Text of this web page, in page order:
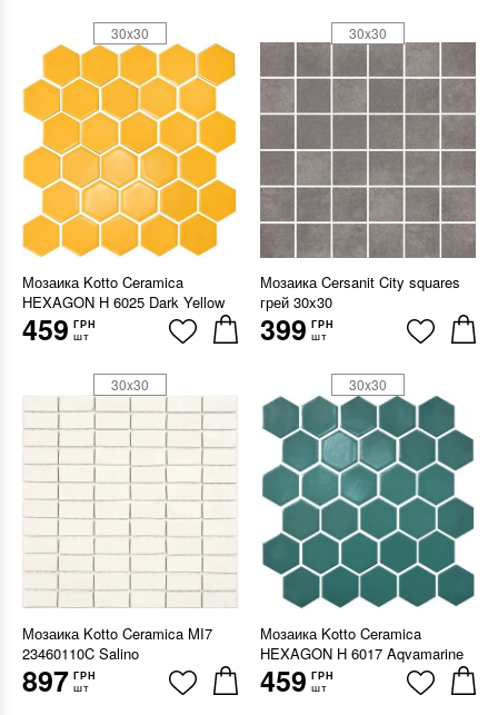
Мозаика Kotto Ceramica
HEXAGON H 6025 Dark Yellow
459 ГРН
шт
30x30
Мозаика Cersanit City squares
грей 30x30
399 ГРН
шт
30x30
Мозаика Kotto Ceramica MI7
23460110C Salino
897 ГРН
шт
30x30
Мозаика Kotto Ceramica
HEXAGON H 6017 Aqvamarine
459 ГРН
шт
30x30